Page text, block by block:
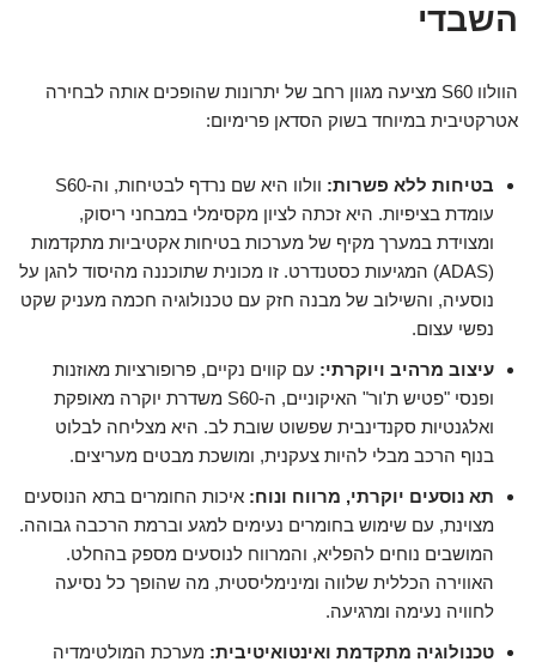
השבדי
הוולוו S60 מציעה מגוון רחב של יתרונות שהופכים אותה לבחירה
אטרקטיבית במיוחד בשוק הסדאן פרימיום:
בטיחות ללא פשרות:
וולוו היא שם נרדף לבטיחות, וה-S60
עומדת בציפיות. היא זכתה לציון מקסימלי במבחני ריסוק,
ומצוידת במערך מקיף של מערכות בטיחות אקטיביות מתקדמות
(ADAS) המגיעות כסטנדרט. זו מכונית שתוכננה מהיסוד להגן על
נוסעיה, והשילוב של מבנה חזק עם טכנולוגיה חכמה מעניק שקט
נפשי עצום.
עיצוב מרהיב ויוקרתי: עם קווים נקיים, פרופורציות מאוזנות
ופנסי "פטיש ת'ור" האיקוניים, ה-S60 משדרת יוקרה מאופקת
ואלגנטיות סקנדינבית שפשוט שובת לב. היא מצליחה לבלוט
בנוף הרכב מבלי להיות צעקנית, ומושכת מבטים מעריצים.
תא נוסעים יוקרתי, מרווח ונוח: איכות החומרים בתא הנוסעים
מצוינת, עם שימוש בחומרים נעימים למגע וברמת הרכבה גבוהה.
המושבים נוחים להפליא, והמרווח לנוסעים מספק בהחלט.
האווירה הכללית שלווה ומינימליסטית, מה שהופך כל נסיעה
לחוויה נעימה ומרגיעה.
טכנולוגיה מתקדמת ואינטואיטיבית: מערכת המולטימדיה